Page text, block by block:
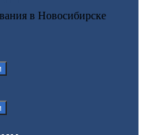
в Новосибирске